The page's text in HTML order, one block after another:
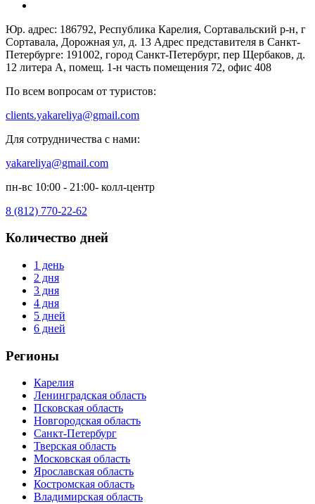
Юр. адрес: 186792, Республика Карелия, Сортавальский р-н, г
Сортавала, Дорожная ул, д. 13 Адрес представителя в Санкт-
Петербурге: 191002, город Санкт-Петербург, пер Щербаков, д.
12 литера А, помещ. 1-н часть помещения 72, офис 408
По всем вопросам от туристов:
clients.yakareliya@gmail.com
Для сотрудничества с нами:
yakareliya@gmail.com
пн-вс 10:00 - 21:00- колл-центр
8 (812) 770-22-62
Количество дней
1 день
2 дня
3 дня
4 дня
5 дней
6 дней
Регионы
Карелия
Ленинградская область
Псковская область
Новгородская область
Санкт-Петербург
Тверская область
Московская область
Ярославская область
Костромская область
Владимирская область